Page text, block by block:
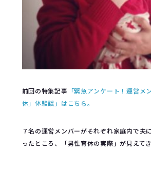
前回の特集記事 「緊急アンケート！運営メ
休」体験談」はこちら。
７名の運営メンバーがそれぞれ家庭内で夫
ったところ、「男性育休の実際」が見えてき